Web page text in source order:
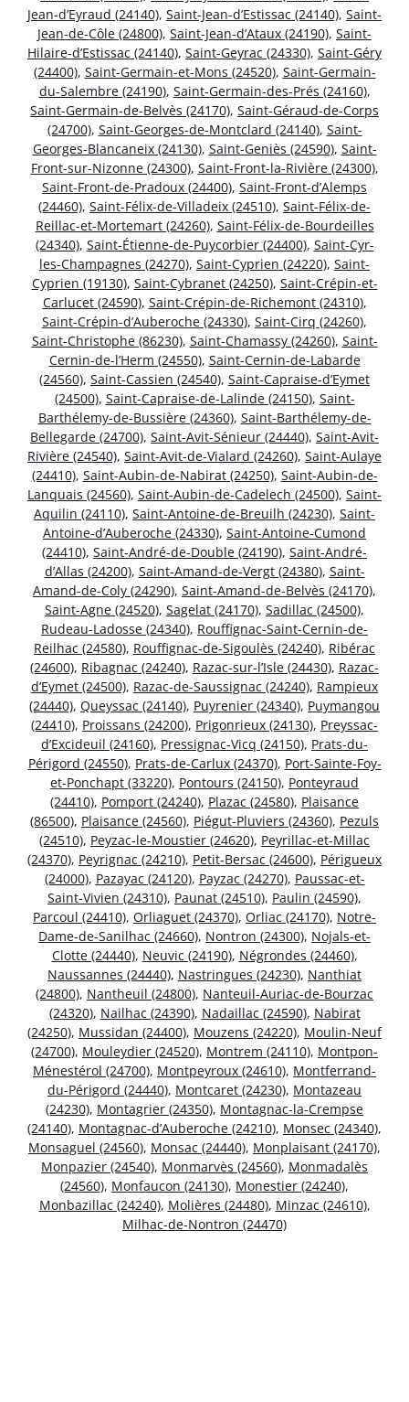
Jean-d’Eyraud (24140), Saint-Jean-d’Estissac (24140), Saint-
Jean-de-Côle (24800), Saint-Jean-d’Ataux (24190), Saint-
Hilaire-d’Estissac (24140), Saint-Geyrac (24330), Saint-Géry
(24400), Saint-Germain-et-Mons (24520), Saint-Germain-
du-Salembre (24190), Saint-Germain-des-Prés (24160),
Saint-Germain-de-Belvès (24170), Saint-Géraud-de-Corps
(24700), Saint-Georges-de-Montclard (24140), Saint-
Georges-Blancaneix (24130), Saint-Geniès (24590), Saint-
Front-sur-Nizonne (24300), Saint-Front-la-Rivière (24300),
Saint-Front-de-Pradoux (24400), Saint-Front-d’Alemps
(24460), Saint-Félix-de-Villadeix (24510), Saint-Félix-de-
Reillac-et-Mortemart (24260), Saint-Félix-de-Bourdeilles
(24340), Saint-Étienne-de-Puycorbier (24400), Saint-Cyr-
les-Champagnes (24270), Saint-Cyprien (24220), Saint-
Cyprien (19130), Saint-Cybranet (24250), Saint-Crépin-et-
Carlucet (24590), Saint-Crépin-de-Richemont (24310),
Saint-Crépin-d’Auberoche (24330), Saint-Cirq (24260),
Saint-Christophe (86230), Saint-Chamassy (24260), Saint-
Cernin-de-l’Herm (24550), Saint-Cernin-de-Labarde
(24560), Saint-Cassien (24540), Saint-Capraise-d’Eymet
(24500), Saint-Capraise-de-Lalinde (24150), Saint-
Barthélemy-de-Bussière (24360), Saint-Barthélemy-de-
Bellegarde (24700), Saint-Avit-Sénieur (24440), Saint-Avit-
Rivière (24540), Saint-Avit-de-Vialard (24260), Saint-Aulaye
(24410), Saint-Aubin-de-Nabirat (24250), Saint-Aubin-de-
Lanquais (24560), Saint-Aubin-de-Cadelech (24500), Saint-
Aquilin (24110), Saint-Antoine-de-Breuilh (24230), Saint-
Antoine-d’Auberoche (24330), Saint-Antoine-Cumond
(24410), Saint-André-de-Double (24190), Saint-André-
d’Allas (24200), Saint-Amand-de-Vergt (24380), Saint-
Amand-de-Coly (24290), Saint-Amand-de-Belvès (24170),
Saint-Agne (24520), Sagelat (24170), Sadillac (24500),
Rudeau-Ladosse (24340), Rouffignac-Saint-Cernin-de-
Reilhac (24580), Rouffignac-de-Sigoulès (24240), Ribérac
(24600), Ribagnac (24240), Razac-sur-l’Isle (24430), Razac-
d’Eymet (24500), Razac-de-Saussignac (24240), Rampieux
(24440), Queyssac (24140), Puyrenier (24340), Puymangou
(24410), Proissans (24200), Prigonrieux (24130), Preyssac-
d’Excideuil (24160), Pressignac-Vicq (24150), Prats-du-
Périgord (24550), Prats-de-Carlux (24370), Port-Sainte-Foy-
et-Ponchapt (33220), Pontours (24150), Ponteyraud
(24410), Pomport (24240), Plazac (24580), Plaisance
(86500), Plaisance (24560), Piégut-Pluviers (24360), Pezuls
(24510), Peyzac-le-Moustier (24620), Peyrillac-et-Millac
(24370), Peyrignac (24210), Petit-Bersac (24600), Périgueux
(24000), Pazayac (24120), Payzac (24270), Paussac-et-
Saint-Vivien (24310), Paunat (24510), Paulin (24590),
Parcoul (24410), Orliaguet (24370), Orliac (24170), Notre-
Dame-de-Sanilhac (24660), Nontron (24300), Nojals-et-
Clotte (24440), Neuvic (24190), Négrondes (24460),
Naussannes (24440), Nastringues (24230), Nanthiat
(24800), Nantheuil (24800), Nanteuil-Auriac-de-Bourzac
(24320), Nailhac (24390), Nadaillac (24590), Nabirat
(24250), Mussidan (24400), Mouzens (24220), Moulin-Neuf
(24700), Mouleydier (24520), Montrem (24110), Montpon-
Ménestérol (24700), Montpeyroux (24610), Montferrand-
du-Périgord (24440), Montcaret (24230), Montazeau
(24230), Montagrier (24350), Montagnac-la-Crempse
(24140), Montagnac-d’Auberoche (24210), Monsec (24340),
Monsaguel (24560), Monsac (24440), Monplaisant (24170),
Monpazier (24540), Monmarvès (24560), Monmadalès
(24560), Monfaucon (24130), Monestier (24240),
Monbazillac (24240), Molières (24480), Minzac (24610),
Milhac-de-Nontron (24470)